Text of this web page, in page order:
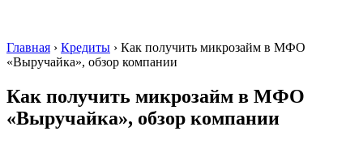
Главная › Кредиты › Как получить микрозайм в МФО
«Выручайка», обзор компании
Как получить микрозайм в МФО
«Выручайка», обзор компании